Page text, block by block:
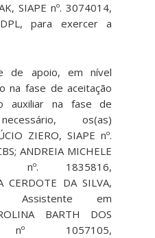
SIAPE nº. 3074014,
para exercer a
de apoio, em nível
na fase de aceitação
auxiliar na fase de
os(as)
ZIERO, SIAPE nº.
ANDREIA MICHELE
nº. 1835816,
CERDOTE DA SILVA,
Assistente em
BARTH DOS
nº 1057105,